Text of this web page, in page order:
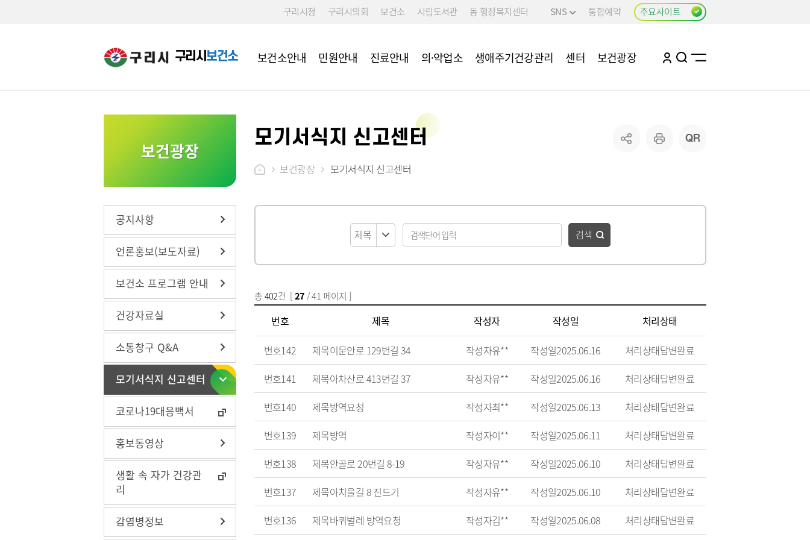
구리시청 구리시의회 보건소 시립도서관 동 행정복지센터 SNS 통합예약 주요사이트
구리시 보건소 보건소안내 민원안내
설치장소
감염병예방 올바른 손씻기
진료안내
영유아 예방접종
코로나19 백신 예방접종 안
진 예방접종
의·약업소 생애주기건강관리
영유아 의료비 지원
구강관리
아동청소년 비만예방관리
사업
구강관리
임산부 교통비 지원사업
출산 지원사업
영양플러스사업
모유수유 전동유축기 대여
구강관리
구강관리
구강관리
치매조기검진
금연사업
장비대여사업
지역사회건강조사
나를 지켜주는 건강특강
맞춤형 건강증진 통합서비
온가족 스마트 헬스케어서
비스(시민건강증진센터)
암환자 의료비 지원
희귀난치성 질환자 의료비
치매서비스관리사업
센터
갈매건강생활지원센터
치매관리
보건광장
보건정책과
지역보건과
감염병 정보
감염병 소식
보건광장
공지사항
언론홍보(보도자료)
보건소 프로그램 안내
건강자료실
소통창구 Q&A
모기서식지 신고센터
코로나19대응백서
홍보동영상
생활 속 자가 건강관
리
감염병정보
모기서식지 신고센터
보건광장 모기서식지 신고센터
검색
총402건 [27 / 41 페이지 ]
번호 제목 작성자 작성일 처리상태
번호142 제목이문안로 129번길 34 작성자유** 작성일2025.06.16 처리상태답변완료
번호141 제목아차산로 413번길 37 작성자유** 작성일2025.06.16 처리상태답변완료
번호140 제목방역요청 작성자최** 작성일2025.06.13 처리상태답변완료
번호139 제목방역 작성자이** 작성일2025.06.11 처리상태답변완료
번호138 제목안골로 20번길 8-19 작성자유** 작성일2025.06.10 처리상태답변완료
번호137 제목아치울길 8 진드기 작성자유** 작성일2025.06.10 처리상태답변완료
번호136 제목바퀴벌레 방역요청 작성자김** 작성일2025.06.08 처리상태답변완료